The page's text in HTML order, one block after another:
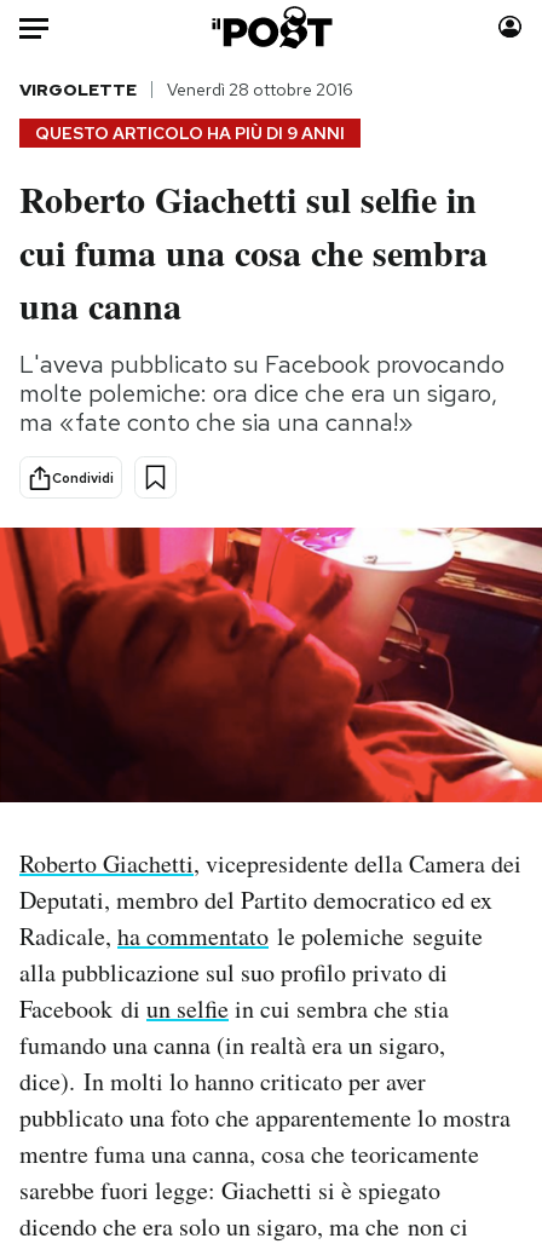
Auto
HOME
Italia
Politica
Tecnologia
Scienza
Cultura
Sport
Moda
Consumismi
Media
PODCAST
NEWSLETTER
CALENDARIO
AREA PERSONALE
Area Personale
Newsletter
Hai bisogno di aiuto?
Esci
QUESTO ARTICOLO HA PIÙ DI 9 ANNI
VIRGOLETTE Venerdì 28 ottobre 2016
Roberto Giachetti sul selfie in
cui fuma una cosa che sembra
una canna
L'aveva pubblicato su Facebook provocando
molte polemiche: ora dice che era un sigaro,
ma «fate conto che sia una canna!»
Condividi
Roberto Giachetti, vicepresidente della Camera dei
Deputati, membro del Partito democratico ed ex
Radicale, ha commentato le polemiche seguite
alla pubblicazione sul suo profilo privato di
Facebook di un selfiein cui sembra che stia
fumando una canna (in realtà era un sigaro,
dice). In molti lo hanno criticato per aver
pubblicato una foto che apparentemente lo mostra
mentre fuma una canna, cosa che teoricamente
sarebbe fuori legge: Giachetti si è spiegato
dicendo che era solo un sigaro, ma che non ci